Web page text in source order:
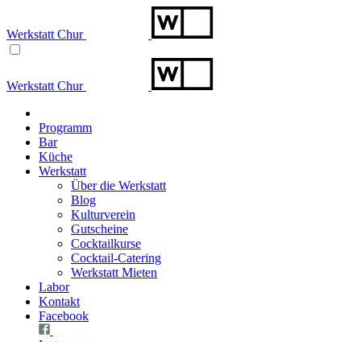
Werkstatt Chur
Werkstatt Chur
Programm
Bar
Küche
Werkstatt
Über die Werkstatt
Blog
Kulturverein
Gutscheine
Cocktailkurse
Cocktail-Catering
Werkstatt Mieten
Labor
Kontakt
Facebook